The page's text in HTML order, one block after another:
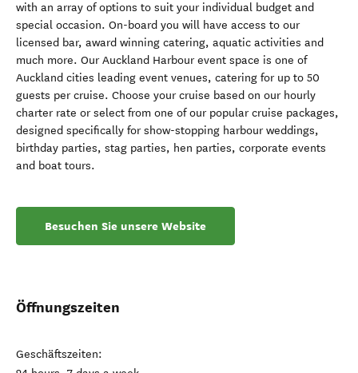
with an array of options to suit your individual budget and
special occasion. On-board you will have access to our
licensed bar, award winning catering, aquatic activities and
much more. Our Auckland Harbour event space is one of
Auckland cities leading event venues, catering for up to 50
guests per cruise. Choose your cruise based on our hourly
charter rate or select from one of our popular cruise packages,
designed specifically for show-stopping harbour weddings,
birthday parties, stag parties, hen parties, corporate events
and boat tours.
Besuchen Sie unsere Website
Öffnungszeiten
Geschäftszeiten: